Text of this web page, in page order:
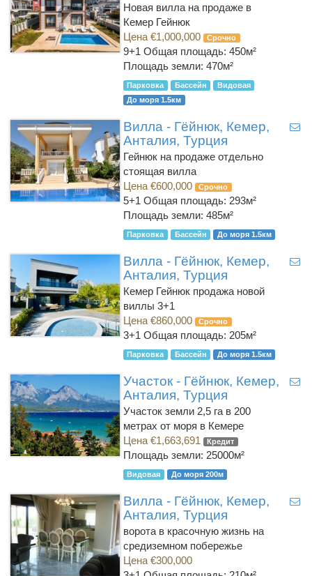
Новая вилла на продаже в
Кемер Гейнюк
Цена €1,000,000
Срочно
9+1 Общая площадь: 450м²
Площадь земли: 470м²
Парковка Бассейн
Видовая
До моря 1.5км
Вилла - Гёйнюк, Кемер,
Анталия, Турция
Гейнюк на продаже отдельно
стоящая вилла
Цена €600,000
Срочно
5+1 Общая площадь: 293м²
Площадь земли: 485м²
Парковка Бассейн До моря 1.5км
Вилла - Гёйнюк, Кемер,
Анталия, Турция
Кемер Гейнюк продажа новой
виллы 3+1
Цена €860,000
Срочно
3+1 Общая площадь: 205м²
Парковка Бассейн До моря 1.5км
Участок - Гёйнюк, Кемер,
Анталия, Турция
Участок земли 2,5 га в 200
метрах от моря в Кемере
Цена €1,663,691
Кредит
Площадь земли: 25000м²
Видовая До моря 200м
Вилла - Гёйнюк, Кемер,
Анталия, Турция
ворота в красочную жизнь на
средиземном побережье
Цена €300,000